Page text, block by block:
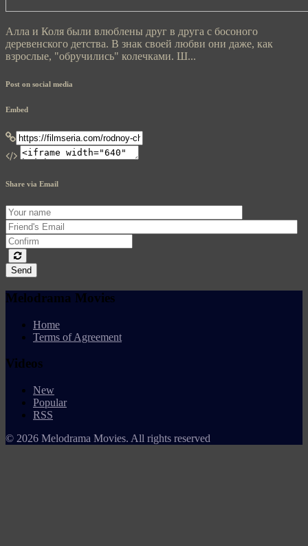
Алла и Коля были влюблены друг в друга с босоного
деревенского детства. В знак своей любви они даже, как
взрослые, "обручились" колечками. Ш...
Post on social media
Embed
Share via Email
Send
Melodrama Movies
Home
Terms of Agreement
Videos
New
Popular
RSS
© 2026 Melodrama Movies. All rights reserved